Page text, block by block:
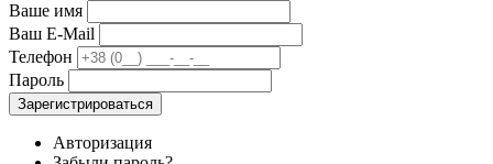
Ваше имя
Ваш E-Mail
Телефон
Пароль
Зарегистрироваться
Авторизация